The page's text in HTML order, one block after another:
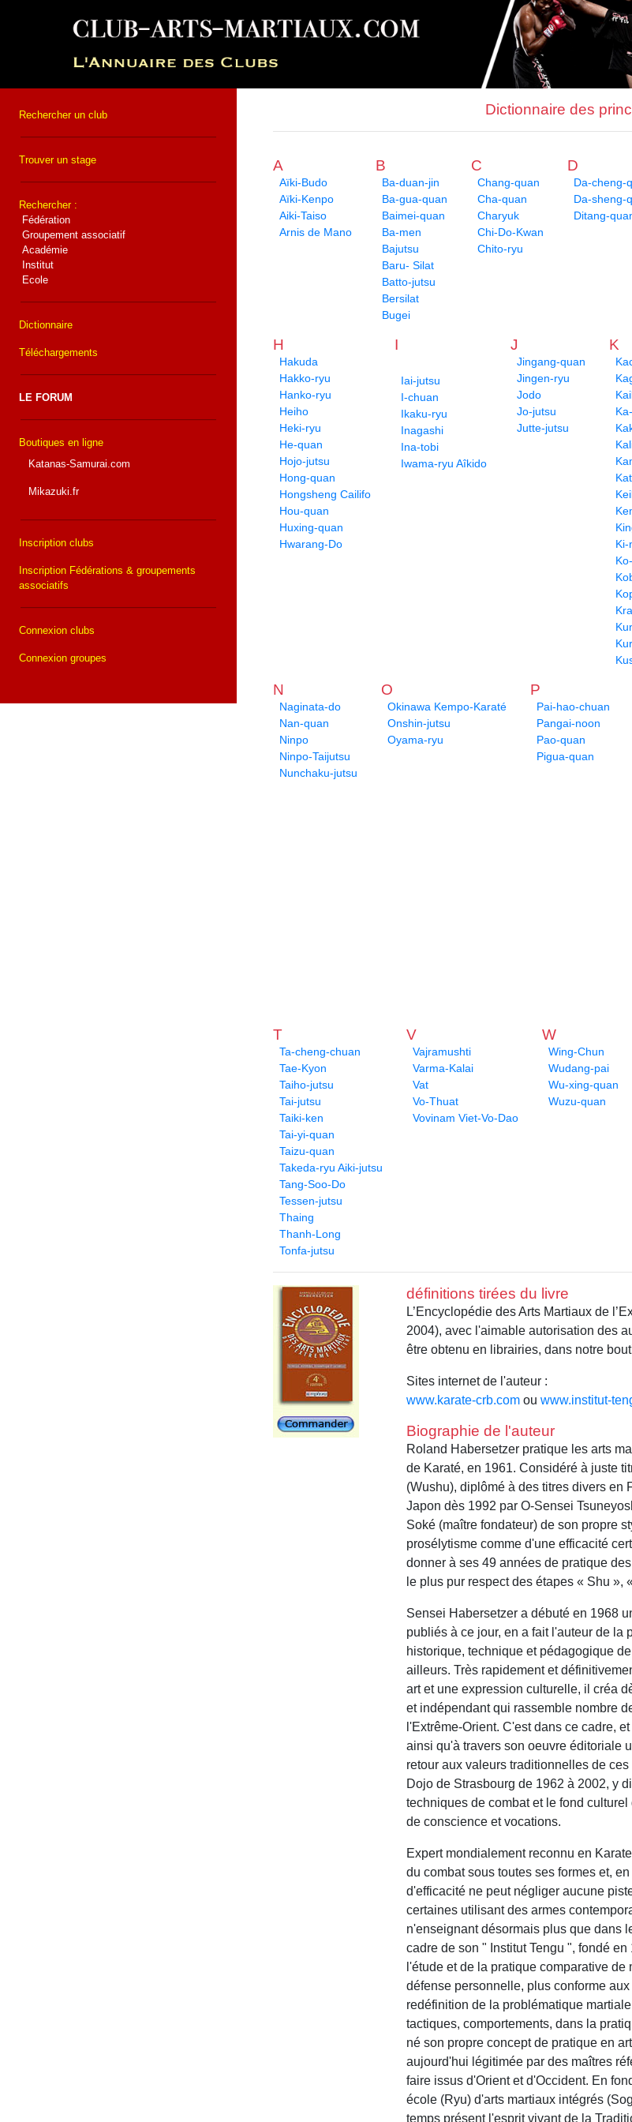
Rechercher un club
Trouver un stage
Rechercher :
Fédération
Groupement associatif
Académie
Institut
Ecole
Dictionnaire
Téléchargements
LE FORUM
Boutiques en ligne
Katanas-Samurai.com
Mikazuki.fr
Inscription clubs
Inscription Fédérations & groupements
associatifs
Connexion clubs
Connexion groupes
Dictionnaire des
A
Aïki-Budo
Aïki-Kenpo
Aiki-Taiso
Arnis de Mano
B
Ba-duan-jin
Ba-gua-quan
Baimei-quan
Ba-men
Bajutsu
Baru- Silat
Batto-jutsu
Bersilat
Bugei
C
Chang-quan
Cha-quan
Charyuk
Chi-Do-Kwan
Chito-ryu
D
Da-cheng-
Da-sheng-
Ditang-
H
Hakuda
Hakko-ryu
Hanko-ryu
Heiho
Heki-ryu
He-quan
Hojo-jutsu
Hong-quan
Hongsheng Cailifo
Hou-quan
Huxing-quan
Hwarang-Do
I
Iai-jutsu
I-chuan
Ikaku-ryu
Inagashi
Ina-tobi
Iwama-ryu Aîkido
J
Jingang-quan
Jingen-ryu
Jodo
Jo-jutsu
Jutte-jutsu
K
Ki-
N
Naginata-do
Nan-quan
Ninpo
Ninpo-Taijutsu
Nunchaku-jutsu
O
Okinawa Kempo-Karaté
Onshin-jutsu
Oyama-ryu
P
Pai-hao-chuan
Pangai-noon
Pao-quan
Pigua-quan
T
Ta-cheng-chuan
Tae-Kyon
Taiho-jutsu
Tai-jutsu
Taiki-ken
Tai-yi-quan
Taizu-quan
Takeda-ryu Aiki-jutsu
Tang-Soo-Do
Tessen-jutsu
Thaing
Thanh-Long
Tonfa-jutsu
V
Vajramushti
Varma-Kalai
Vat
Vo-Thuat
Vovinam Viet-Vo-Dao
W
Wing-Chun
Wudang-pai
Wu-xing-quan
Wuzu-quan
définitions tirées du livre
L’Encyclopédie des Arts Martiaux de
2004), avec l'aimable autorisation des
être obtenu en librairies, dans notre
Sites internet de l'auteur :
www.karate-crb.comou www.institut-
Biographie de l'auteur
Roland Habersetzer pratique les arts
de Karaté, en 1961. Considéré à juste
(Wushu), diplômé à des titres divers en
Japon dès 1992 par O-Sensei
Soké (maître fondateur) de son propre
prosélytisme comme d'une efficacité
donner à ses 49 années de pratique
le plus pur respect des étapes « Shu »,
Sensei Habersetzer a débuté en 1968
publiés à ce jour, en a fait l'auteur de
historique, technique et pédagogique
ailleurs. Très rapidement et
art et une expression culturelle, il créa
et indépendant qui rassemble nombre
l'Extrême-Orient. C'est dans ce cadre,
ainsi qu'à travers son oeuvre éditoriale
retour aux valeurs traditionnelles de
Dojo de Strasbourg de 1962 à 2002, y
techniques de combat et le fond
de conscience et vocations.
Expert mondialement reconnu en
du combat sous toutes ses formes et,
d'efficacité ne peut négliger aucune
certaines utilisant des armes
n'enseignant désormais plus que dans
cadre de son " Institut Tengu ", fondé
l'étude et de la pratique comparative
défense personnelle, plus conforme
redéfinition de la problématique
tactiques, comportements, dans la
né son propre concept de pratique en
aujourd'hui légitimée par des maîtres
faire issus d'Orient et d'Occident. En
école (Ryu) d'arts martiaux intégrés
temps présent l'esprit vivant de la